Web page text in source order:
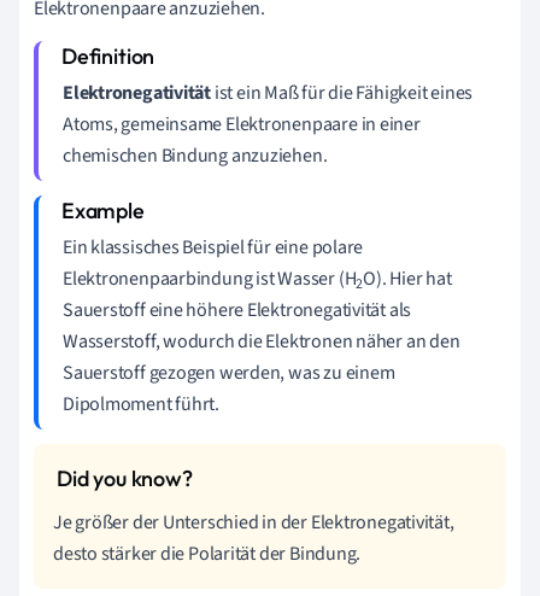
Elektronenpaare anzuziehen.
Elektronegativitätist ein Maß für die Fähigkeit eines
Atoms, gemeinsame Elektronenpaare in einer
chemischen Bindung anzuziehen.
Ein klassisches Beispiel für eine polare
Elektronenpaarbindung ist Wasser (H2O). Hier hat
Sauerstoff eine höhere Elektronegativität als
Wasserstoff, wodurch die Elektronen näher an den
Sauerstoff gezogen werden, was zu einem
Dipolmoment führt.
Je größer der Unterschied in der Elektronegativität,
desto stärker die Polarität der Bindung.